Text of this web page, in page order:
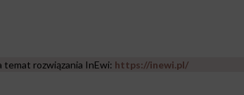
temat rozwiązania InEwi: https://inewi.pl/